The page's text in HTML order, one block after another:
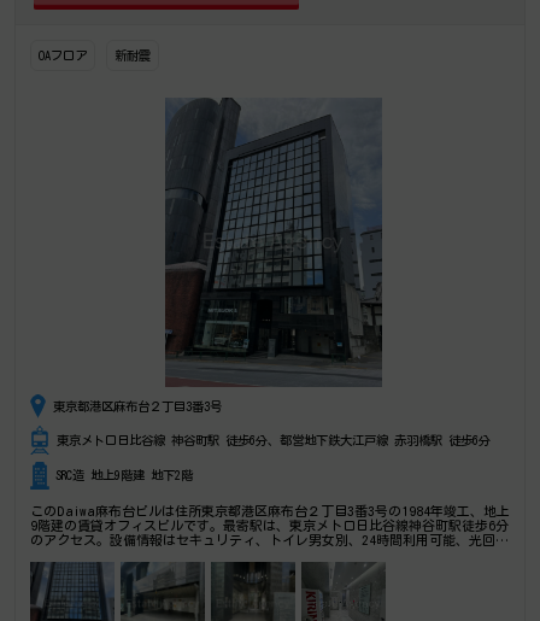
OAフロア 新耐震
東京都港区麻布台２丁目3番3号
東京メトロ日比谷線 神谷町駅 徒歩6分、都営地下鉄大江戸線 赤羽橋駅 徒歩6分
SRC造 地上9階建 地下2階
このDaiwa麻布台ビルは住所東京都港区麻布台２丁目3番3号の1984年竣工、地上
9階建の賃貸オフィスビルです。最寄駅は、東京メトロ日比谷線神谷町駅徒歩6分
のアクセス。設備情報はセキュリティ、トイレ男女別、24時間利用可能、光回
ス移転、不動産の事なら何でもお気軽にご相談下さい。